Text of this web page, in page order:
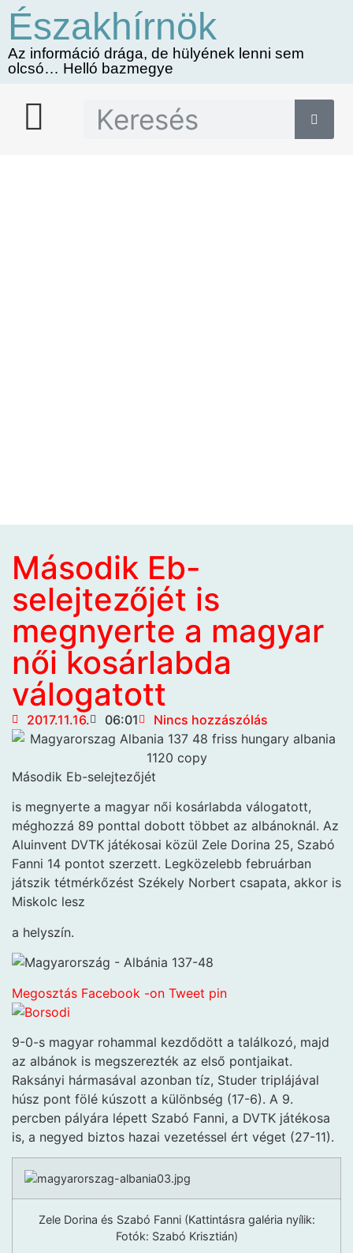
Északhírnök
Az információ drága, de hülyének lenni sem
olcsó… Helló bazmegye
Második Eb-
selejtezőjét is
megnyerte a magyar
női kosárlabda
válogatott
2017.11.16. 06:01 Nincs hozzászólás
Második Eb-selejtezőjét
is megnyerte a magyar női kosárlabda válogatott,
méghozzá 89 ponttal dobott többet az albánoknál. Az
Aluinvent DVTK játékosai közül Zele Dorina 25, Szabó
Fanni 14 pontot szerzett. Legközelebb februárban
játszik tétmérkőzést Székely Norbert csapata, akkor is
Miskolc lesz
a helyszín.
Megosztás Facebook -on Tweet pin
9-0-s magyar rohammal kezdődött a találkozó, majd
az albánok is megszerezték az első pontjaikat.
Raksányi hármasával azonban tíz, Studer triplájával
húsz pont fölé kúszott a különbség (17-6). A 9.
percben pályára lépett Szabó Fanni, a DVTK játékosa
is, a negyed biztos hazai vezetéssel ért véget (27-11).
Zele Dorina és Szabó Fanni (Kattintásra galéria nyílik:
Fotók: Szabó Krisztián)